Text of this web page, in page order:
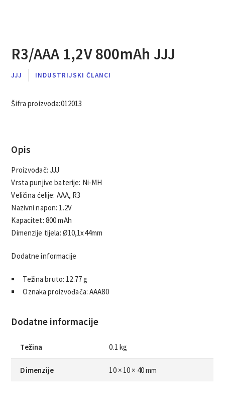
R3/AAA 1,2V 800mAh JJJ
JJJ INDUSTRIJSKI ČLANCI
Šifra proizvoda:012013
Opis
Proizvođač: JJJ
Vrsta punjive baterije: Ni-MH
Veličina ćelije: AAA, R3
Nazivni napon: 1.2V
Kapacitet: 800 mAh
Dimenzije tijela: Ø10,1x44mm
Dodatne informacije
Težina bruto: 12.77 g
Oznaka proizvođača: AAA80
Dodatne informacije
Težina 0.1 kg
Dimenzije 10 × 10 × 40 mm